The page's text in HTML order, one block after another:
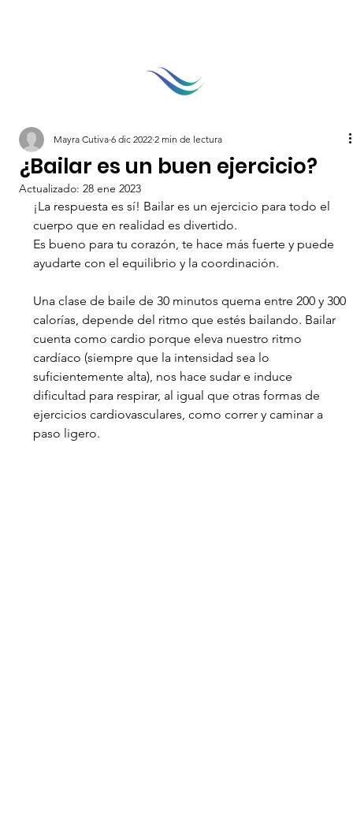
¿Bailar es un buen ejercicio?
Mayra Cutiva 6 dic 2022 2 min de lectura
Actualizado:28 ene 2023
¡La respuesta es sí! Bailar es un ejercicio para todo el
cuerpo que en realidad es divertido.
Es bueno para tu corazón, te hace más fuerte y puede
ayudarte con el equilibrio y la coordinación.
Una clase de baile de 30 minutos quema entre 200 y 300
calorías, depende del ritmo que estés bailando. Bailar
cuenta como cardio porque eleva nuestro ritmo
cardíaco (siempre que la intensidad sea lo
suficientemente alta), nos hace sudar e induce
dificultad para respirar, al igual que otras formas de
ejercicios cardiovasculares, como correr y caminar a
paso ligero.